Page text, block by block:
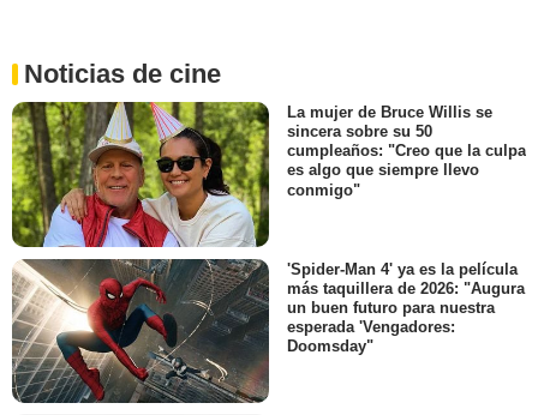
Noticias de cine
La mujer de Bruce Willis se
sincera sobre su 50
cumpleaños: "Creo que la culpa
es algo que siempre llevo
conmigo"
'Spider-Man 4' ya es la película
más taquillera de 2026: "Augura
un buen futuro para nuestra
esperada 'Vengadores:
Doomsday"